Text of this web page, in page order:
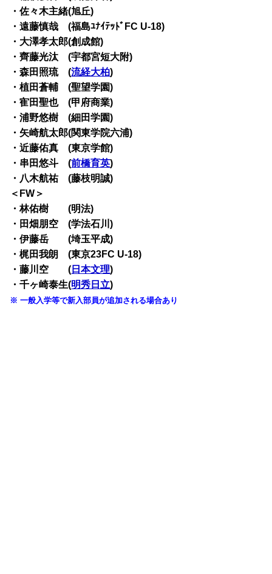
・佐々木主緒(旭丘)
・遠藤慎哉 (福島ﾕﾅｲﾃｯﾄﾞFC U-18)
・大澤孝太郎(創成館)
・齊藤光汰 (宇都宮短大附)
・森田照琉 (流経大柏)
・植田蒼輔 (聖望学園)
・寉田聖也 (甲府商業)
・浦野悠樹 (細田学園)
・矢崎航太郎(関東学院六浦)
・近藤佑真 (東京学館)
・串田悠斗 (前橋育英)
・八木航祐 (藤枝明誠)
＜FW＞
・林佑樹 (明法)
・田畑朋空 (学法石川)
・伊藤岳 (埼玉平成)
・梶田我朗 (東京23FC U-18)
・藤川空 ( 日本文理)
・千ヶ崎泰生(明秀日立)
※ 一般入学等で新入部員が追加される場合あり